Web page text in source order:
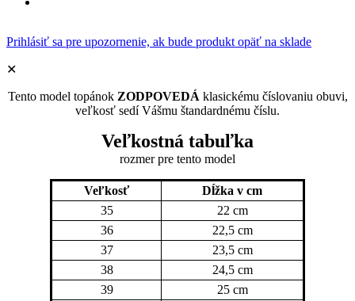
Prihlásiť sa pre upozornenie, ak bude produkt opäť na sklade
✕
Tento model topánok ZODPOVEDÁ klasickému číslovaniu obuvi,
veľkosť sedí Vášmu štandardnému číslu.
Veľkostná tabuľka
rozmer pre tento model
Veľkosť
Dĺžka v cm
35
22 cm
36
22,5 cm
37
23,5 cm
38
24,5 cm
39
25 cm